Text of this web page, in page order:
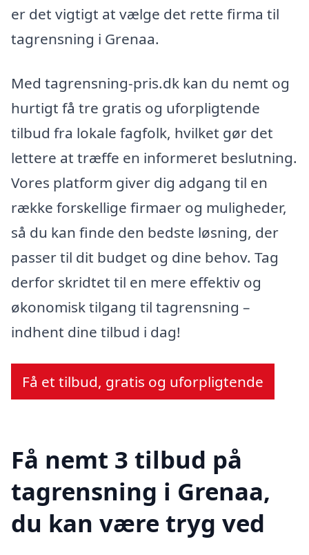
er det vigtigt at vælge det rette firma til
tagrensning i Grenaa.
Med tagrensning-pris.dk kan du nemt og
hurtigt få tre gratis og uforpligtende
tilbud fra lokale fagfolk, hvilket gør det
lettere at træffe en informeret beslutning.
Vores platform giver dig adgang til en
række forskellige firmaer og muligheder,
så du kan finde den bedste løsning, der
passer til dit budget og dine behov. Tag
derfor skridtet til en mere effektiv og
økonomisk tilgang til tagrensning –
indhent dine tilbud i dag!
Få et tilbud, gratis og uforpligtende
Få nemt 3 tilbud på
tagrensning i Grenaa,
du kan være tryg ved